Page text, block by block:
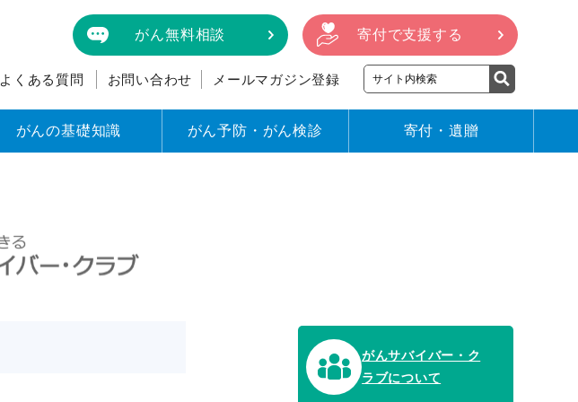
がん無料相談 寄付で支援する
よくある質問 お問い合わせ メールマガジン登録
がんの基礎知識 がん予防・がん検診 寄付・遺贈
がんサバイバー・ク
ラブについて